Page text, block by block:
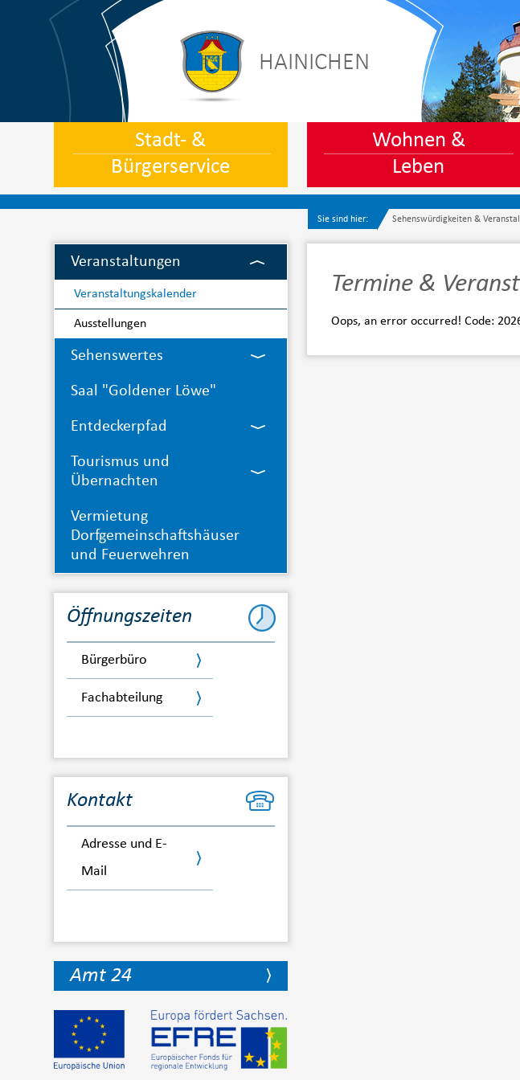
HAINICHEN
Stadt- &
Bürgerservice
Wohnen &
Leben
Sie sind hier: Sehenswürdigkeiten &
Termine &
Oops, an error occurred! Code:
Veranstaltungen
Veranstaltungskalender
Ausstellungen
Sehenswertes
Saal "Goldener Löwe"
Entdeckerpfad
Tourismus und
Übernachten
Vermietung
Dorfgemeinschaftshäuser
und Feuerwehren
Öffnungszeiten
Bürgerbüro
Fachabteilung
Kontakt
Adresse und E-
Mail
Amt 24